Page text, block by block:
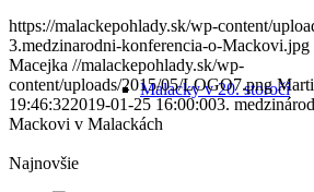
Malacky v 20. storočí
https://malackepohlady.sk/wp-content/
3.medzinarodni-konferencia-o-Mackovi.jpg
Macejka //malackepohlady.sk/wp-
content/uploads/2015/05/LOGO7.png
19:46:322019-01-25 16:00:003.
Mackovi v Malackách
Najnovšie